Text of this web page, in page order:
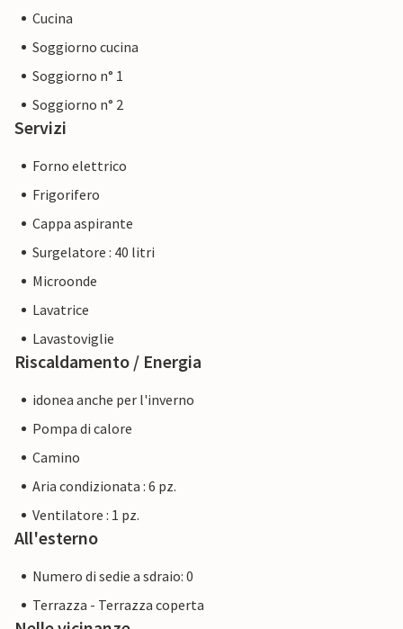
Cucina
Soggiorno cucina
Soggiorno n° 1
Soggiorno n° 2
Servizi
Forno elettrico
Frigorifero
Cappa aspirante
Surgelatore : 40 litri
Microonde
Lavatrice
Lavastoviglie
Riscaldamento / Energia
idonea anche per l'inverno
Pompa di calore
Camino
Aria condizionata : 6 pz.
Ventilatore : 1 pz.
All'esterno
Numero di sedie a sdraio: 0
Terrazza - Terrazza coperta